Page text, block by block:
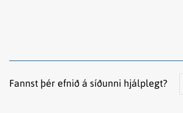
Fannst þér efnið á síðunni hjálplegt?